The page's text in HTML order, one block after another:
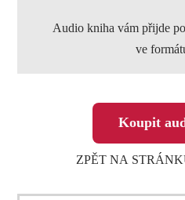
Audio kniha vám přijde
ve
Koupit
ZPĚT NA